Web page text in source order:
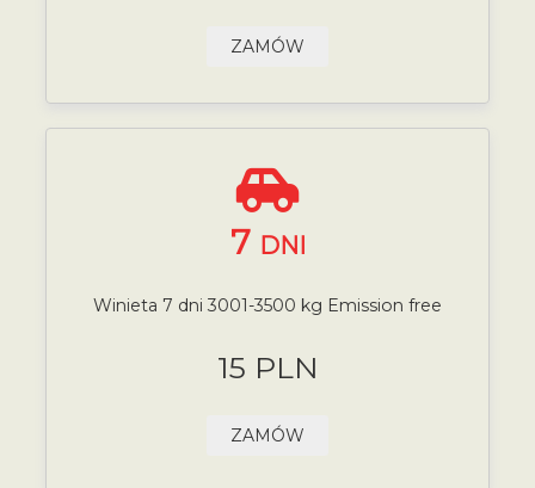
ZAMÓW
7 DNI
Winieta 7 dni 3001-3500 kg Emission free
15 PLN
ZAMÓW